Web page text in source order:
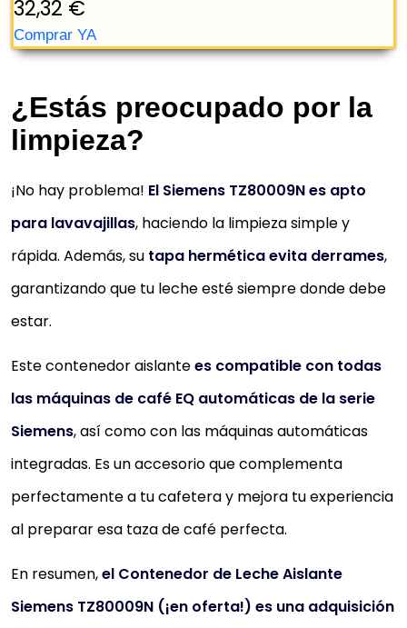
Mantiene la leche fría durante varias horas sin
pérdida de calidad
totalmente automáticas de la serie, así como para
las máquinas automáticas totalmente...
Encaja perfectamente en la puerta del frigorífico
El recipiente para leche con tapa FreshLock
deseados del frigorífico no pueden...
32,32 €
Comprar YA
¿Estás preocupado por la
limpieza?
¡No hay problema! El Siemens TZ80009N es apto
para lavavajillas, haciendo la limpieza simple y
rápida. Además, su tapa hermética evita derrames,
garantizando que tu leche esté siempre donde debe
estar.
Este contenedor aislantees compatible con todas
las máquinas de café EQ automáticas de la serie
Siemens, así como con las máquinas automáticas
integradas. Es un accesorio que complementa
perfectamente a tu cafetera y mejora tu experiencia
al preparar esa taza de café perfecta.
En resumen,el Contenedor de Leche Aislante
Siemens TZ80009N (¡en oferta!) es una adquisición